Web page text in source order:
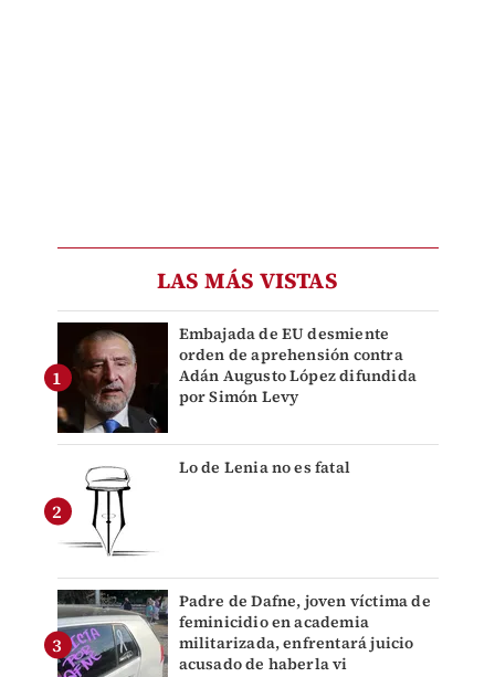
LAS MÁS VISTAS
Embajada de EU desmiente
orden de aprehensión contra
Adán Augusto López difundida
por Simón Levy
Lo de Lenia no es fatal
Padre de Dafne, joven víctima de
feminicidio en academia
militarizada, enfrentará juicio
acusado de haberla vi